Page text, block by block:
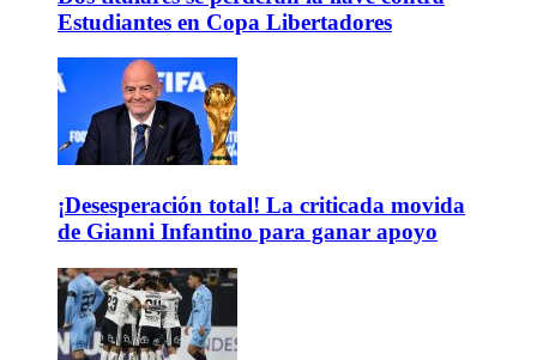
Estudiantes en Copa Libertadores
¡Desesperación total! La criticada movida
de Gianni Infantino para ganar apoyo